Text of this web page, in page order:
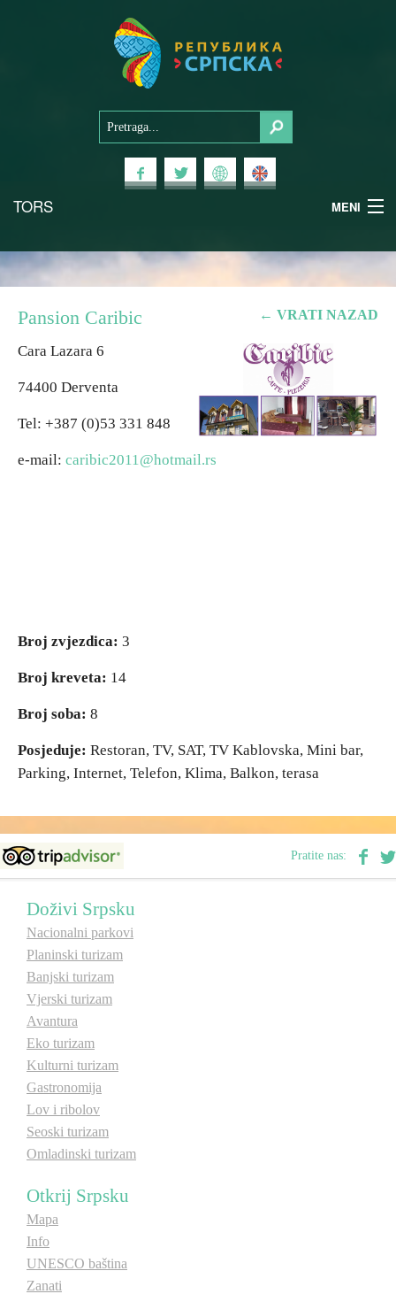
TORS MENI
Planinski turizam
Banjski turizam
Gastronomija
Lov i ribolov
Seoski turizam
Destinacije
Mapa destinacija
Manifestacije
Smještaj
Multimedija
Foto
Video
E-Brochure
Otkrij Srpsku
← VRATI NAZAD
Pansion Caribic
Cara Lazara 6
74400 Derventa
Tel: +387 (0)53 331 848
e-mail: caribic2011@hotmail.rs
Broj zvjezdica: 3
Broj kreveta: 14
Broj soba: 8
Posjeduje: Restoran, TV, SAT, TV Kablovska, Mini bar,
Parking, Internet, Telefon, Klima, Balkon, terasa
Pratite nas:
Doživi Srpsku
Nacionalni parkovi
Planinski turizam
Banjski turizam
Vjerski turizam
Avantura
Eko turizam
Kulturni turizam
Gastronomija
Lov i ribolov
Seoski turizam
Omladinski turizam
Otkrij Srpsku
Mapa
Info
UNESCO baština
Zanati